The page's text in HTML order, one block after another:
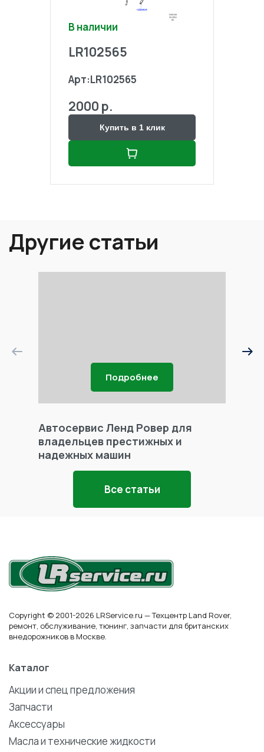
В наличии
LR102565
Арт:LR102565
2000 р.
Купить в 1 клик
Другие статьи
Подробнее
Автосервис Ленд Ровер для
владельцев престижных и
надежных машин
Все статьи
Copyright © 2001-2026 LRService.ru — Техцентр Land Rover,
ремонт, обслуживание, тюнинг, запчасти для британских
внедорожников в Москве.
Каталог
Акции и спец предложения
Запчасти
Аксессуары
Масла и технические жидкости